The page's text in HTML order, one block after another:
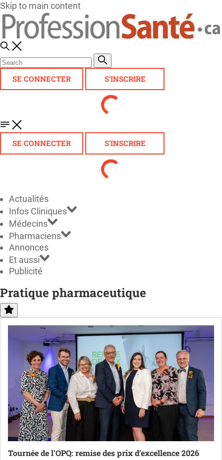
Skip to main content
SE CONNECTER S'INSCRIRE
SE CONNECTER S'INSCRIRE
Actualités
Infos Cliniques
Médecins
Pharmaciens
Annonces
Et aussi
Publicité
Pratique pharmaceutique
Tournée de l’OPQ: remise des prix d’excellence 2026